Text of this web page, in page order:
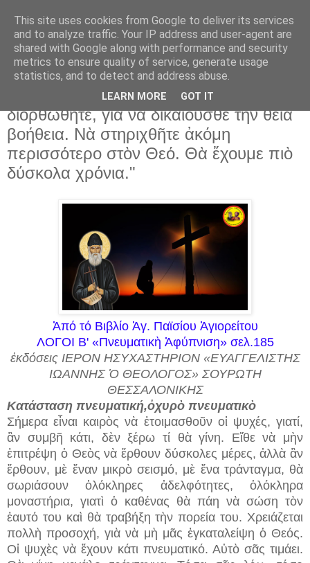
26 Νοε 2022
Ἅγιος Παΐσιος ὁ Ἁγιορείτης:"Κοιτάξτε νὰ
διορθωθῆτε, γιὰ νὰ δικαιοῦσθε τὴν θεία
βοήθεια. Νὰ στηριχθῆτε ἀκόμη
περισσότερο στὸν Θεό. Θὰ ἔχουμε πιὸ
δύσκολα χρόνια."
Ἀπό τό Βιβλίο Ἁγ. Παϊσίου Ἁγιορείτου
ΛΟΓΟΙ Β' «Πνευματικὴ Ἀφύπνιση» σελ.185
ἐκδόσεις ΙΕΡΟΝ ΗΣΥΧΑΣΤΗΡΙΟΝ «ΕΥΑΓΓΕΛΙΣΤΗΣ
ΙΩΑΝΝΗΣ Ὁ ΘΕΟΛΟΓΟΣ» ΣΟΥΡΩΤΗ
ΘΕΣΣΑΛΟΝΙΚΗΣ
Κατάσταση πνευματική,ὀχυρὸ πνευματικὸ
Σήμερα εἶναι καιρὸς νὰ ἑτοιμασθοῦν οἱ ψυχές, γιατί,
ἂν συμβῆ κάτι, δὲν ξέρω τί θὰ γίνη. Εἴθε νὰ μὴν
ἐπιτρέψη ὁ Θεὸς νὰ ἔρθουν δύσκολες μέρες, ἀλλὰ ἂν
ἔρθουν, μὲ ἕναν μικρὸ σεισμό, μὲ ἕνα τράνταγμα, θὰ
σωριάσουν ὁλόκληρες ἀδελφότητες, ὁλόκληρα
μοναστήρια, γιατὶ ὁ καθένας θὰ πάη νὰ σώση τὸν
ἑαυτό του καὶ θὰ τραβήξη τὴν πορεία του. Χρειάζεται
πολλὴ προσοχή, γιὰ νὰ μὴ μᾶς ἐγκαταλείψη ὁ Θεός.
Οἱ ψυχὲς νὰ ἔχουν κάτι πνευματικό. Αὐτὸ σᾶς τιμάει.
This site uses cookies from Google to deliver its services
and to analyze traffic. Your IP address and user-agent are
shared with Google along with performance and security
metrics to ensure quality of service, generate usage
statistics, and to detect and address abuse.
LEARN MORE GOT IT